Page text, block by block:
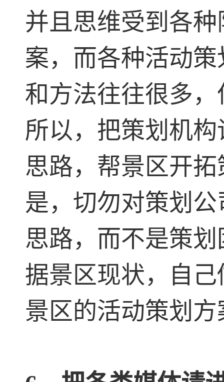
并且思维受到各
案，而各种活动
和方法往往很多
所以，把策划机
思路，帮景区开
是，切勿对策划
思路，而不是策
据景区现状，自
景区的活动策划方